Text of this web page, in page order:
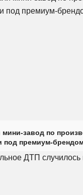
завод по
под премиум-